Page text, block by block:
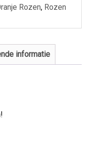
Rozen, Rozen
informatie